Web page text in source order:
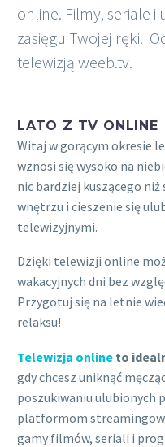
online. Filmy, seriale
zasięgu Twojej ręki.
telewizją weeb.tv.
LATO Z TV ONLINE
Witaj w gorącym okresie
wznosi się wysoko na
nic bardziej kuszącego niż
wnętrzu i cieszenie się
telewizyjnymi.
Dzięki telewizji online
wakacyjnych dni bez
Przygotuj się na letnie
relaksu!
Telewizja online to
gdy chcesz uniknąć
poszukiwaniu ulubionych
platformom
gamy filmów, seriali i